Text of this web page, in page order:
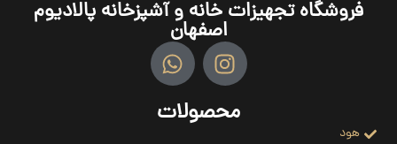
فروشگاه تجهیزات خانه و آشپزخانه پالادیوم
اصفهان
محصولات
هود